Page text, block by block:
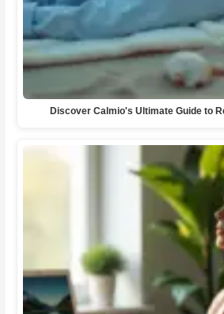
Discover Calmio's Ultimate Guide to